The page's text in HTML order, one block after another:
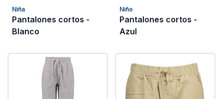
Niña
Pantalones cortos -
Blanco
Niño
Pantalones cortos -
Azul